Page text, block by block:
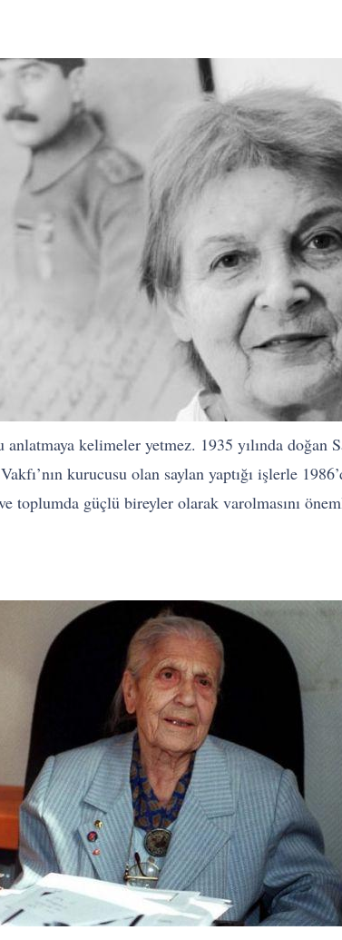
anlatmaya kelimeler yetmez. 1935 yılında
kurucusu olan saylan yaptığı işlerle
toplumda güçlü bireyler olarak varolmasını